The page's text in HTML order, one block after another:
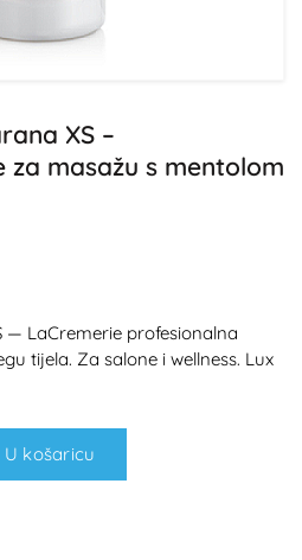
XS –
za masažu s mentolom
— LaCremerie profesionalna
tijela. Za salone i wellness. Lux
U košaricu